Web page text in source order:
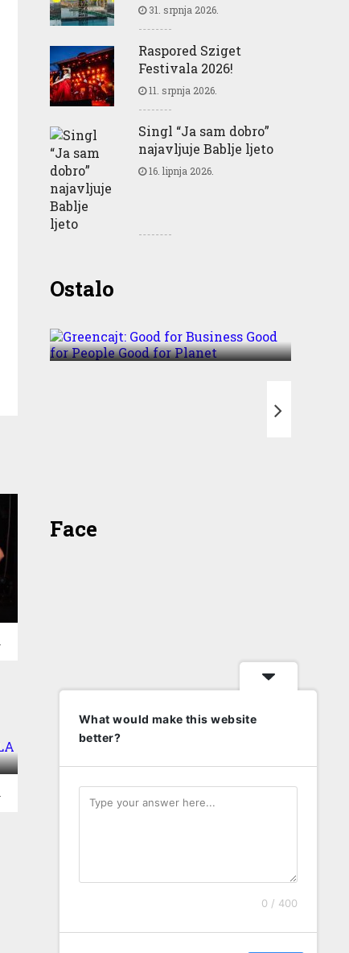
31. srpnja 2026.
Raspored Sziget
Festivala 2026!
11. srpnja 2026.
Singl “Ja sam dobro”
najavljuje Bablje ljeto
16. lipnja 2026.
OstaloGreencajt: Good for
Business Good for People
Face
What would make this website
better?
0 / 400